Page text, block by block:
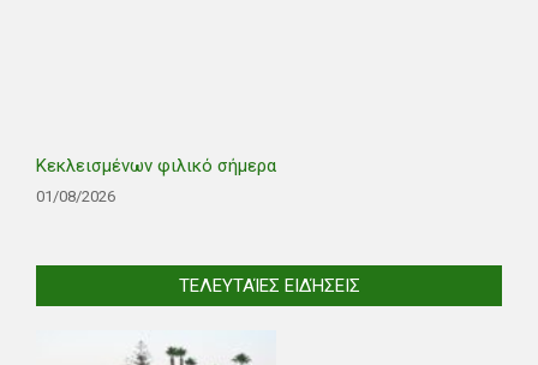
Κεκλεισμένων φιλικό σήμερα
01/08/2026
ΤΕΛΕΥΤΑΊΕΣ ΕΙΔΉΣΕΙΣ